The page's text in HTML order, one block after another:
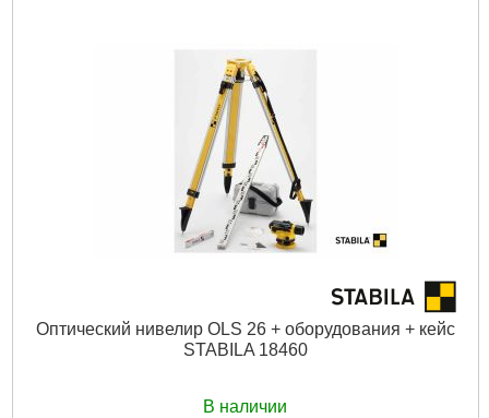
Оптический нивелир OLS 26 + оборудования + кейс
STABILA 18460
В наличии